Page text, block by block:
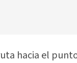
hacia el